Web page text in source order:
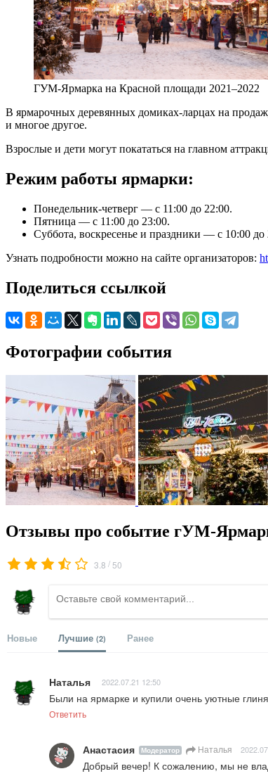
ГУМ-Ярмарка на Красной площади 2021–2022
В ярмарочных деревянных домиках-ларцах на
и многое другое.
Взрослые и дети могут покататься на главном
Режим работы ярмарки:
Понедельник-четверг — с 11:00 до 22:00.
Пятница — с 11:00 до 23:00.
Суббота, воскресенье и праздники — с 10:00 до
Узнать подробности можно на сайте организаторов:
Поделиться ссылкой
Фотографии события
Отзывы про событие гУМ-
3.8 / 50
Новые Лучшие (2) Ранее
Наталья 2022.07.21 12:50
Были на ярмарке и купили очень уютные
Ответить
Анастасия Модератор Наталья
Добрый вечер! К сожалению, мы не